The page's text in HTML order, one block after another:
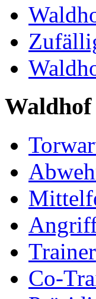
Trainer
Co-